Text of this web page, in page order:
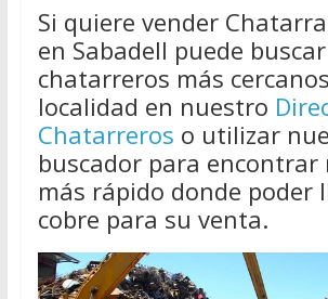
Si quiere vender
en Sabadell puede
chatarreros más
localidad en nuestro
Chatarreros o utilizar
buscador para encontrar
más rápido donde poder
cobre para su venta.